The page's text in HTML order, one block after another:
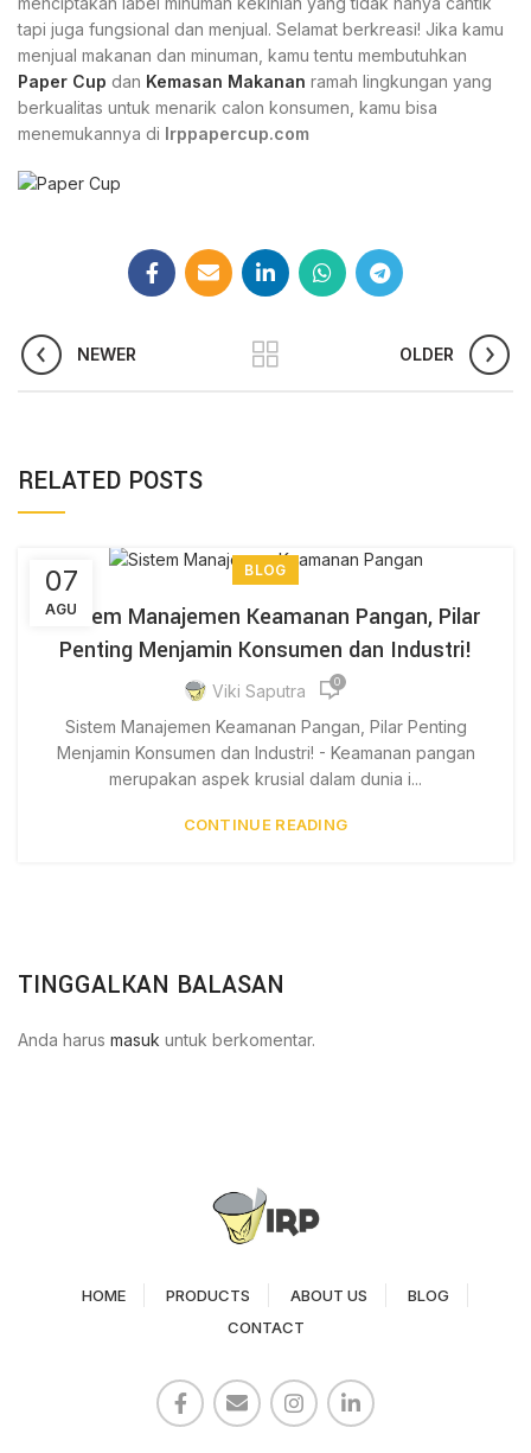
tapi juga fungsional dan menjual. Selamat berkreasi! Jika kamu
menjual makanan dan minuman, kamu tentu membutuhkan
Paper Cup dan Kemasan Makanan ramah lingkungan yang
berkualitas untuk menarik calon konsumen, kamu bisa
menemukannya di Irppapercup.com
NEWER OLDER
RELATED POSTS
07
AGU
BLOG
Sistem Manajemen Keamanan Pangan, Pilar
Penting Menjamin Konsumen dan Industri!
Viki Saputra 0
Sistem Manajemen Keamanan Pangan, Pilar Penting
Menjamin Konsumen dan Industri! - Keamanan pangan
merupakan aspek krusial dalam dunia i...
CONTINUE READING
TINGGALKAN BALASAN
Anda harus masuk untuk berkomentar.
HOME PRODUCTS ABOUT US
BLOG
CONTACT